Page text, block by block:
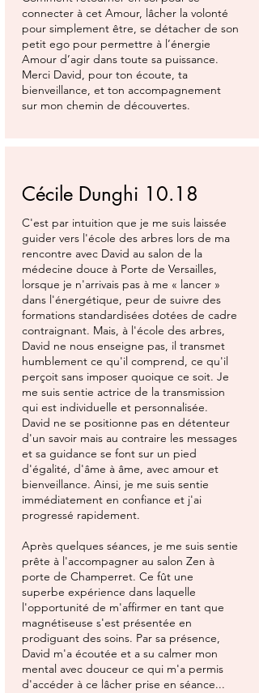
connecter à cet Amour, lâcher la volonté
pour simplement être, se détacher de son
petit ego pour permettre à l’énergie
Amour d’agir dans toute sa puissance.
Merci David, pour ton écoute, ta
bienveillance, et ton accompagnement
sur mon chemin de découvertes.
Cécile Dunghi 10.18
C'est par intuition que je me suis laissée
guider vers l'école des arbres lors de ma
rencontre avec David au salon de la
médecine douce à Porte de Versailles,
lorsque je n'arrivais pas à me « lancer »
dans l'énergétique, peur de suivre des
formations standardisées dotées de cadre
contraignant. Mais, à l'école des arbres,
David ne nous enseigne pas, il transmet
humblement ce qu'il comprend, ce qu'il
perçoit sans imposer quoique ce soit. Je
me suis sentie actrice de la transmission
qui est individuelle et personnalisée.
David ne se positionne pas en détenteur
d'un savoir mais au contraire les messages
et sa guidance se font sur un pied
d'égalité, d'âme à âme, avec amour et
bienveillance. Ainsi, je me suis sentie
immédiatement en confiance et j'ai
progressé rapidement.
Après quelques séances, je me suis sentie
prête à l'accompagner au salon Zen à
porte de Champerret. Ce fût une
superbe expérience dans laquelle
l'opportunité de m'affirmer en tant que
magnétiseuse s'est présentée en
prodiguant des soins. Par sa présence,
David m'a écoutée et a su calmer mon
mental avec douceur ce qui m'a permis
d'accéder à ce lâcher prise en séance...